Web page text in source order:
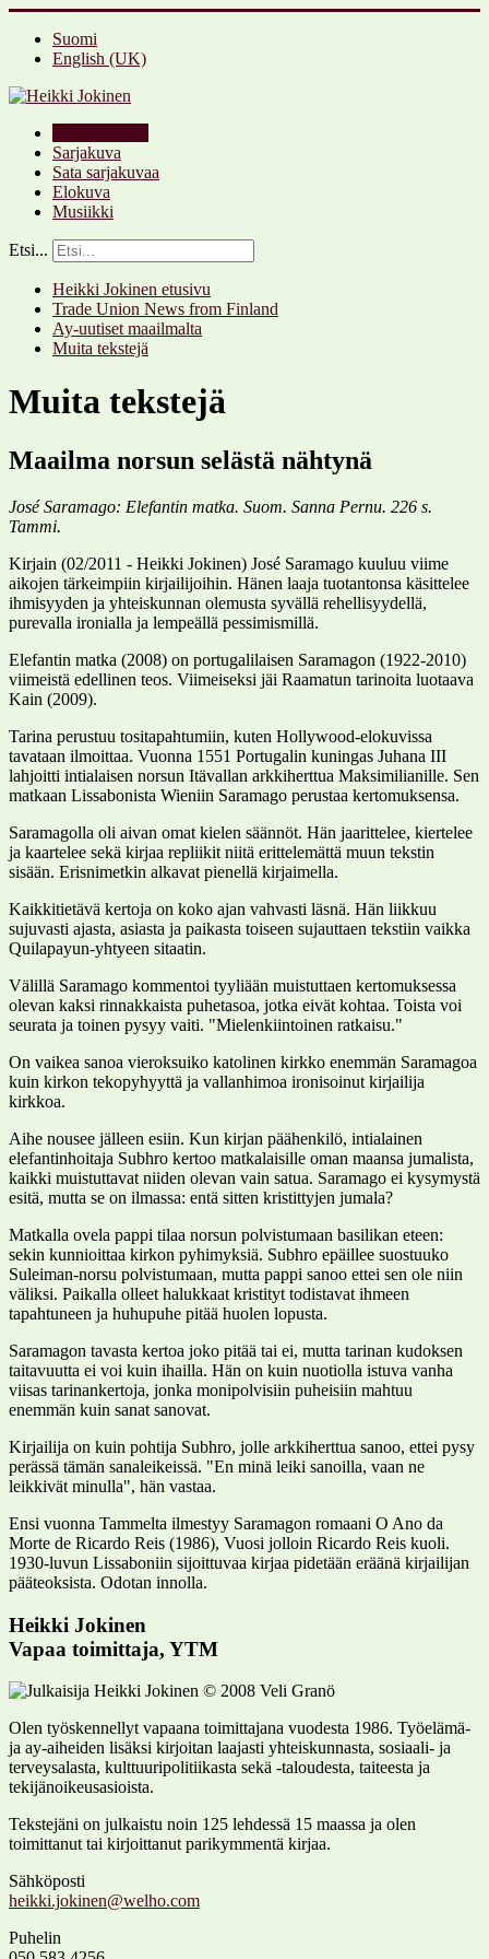
Suomi
English (UK)
Sarjakuva
Sata sarjakuvaa
Elokuva
Musiikki
Etsi...
Heikki Jokinen etusivu
Trade Union News from Finland
Ay-uutiset maailmalta
Muita tekstejä
Muita tekstejä
Maailma norsun selästä nähtynä
José Saramago: Elefantin matka. Suom. Sanna Pernu. 226 s.
Tammi.
Kirjain (02/2011 - Heikki Jokinen) José Saramago kuuluu viime
aikojen tärkeimpiin kirjailijoihin. Hänen laaja tuotantonsa käsittelee
ihmisyyden ja yhteiskunnan olemusta syvällä rehellisyydellä,
purevalla ironialla ja lempeällä pessimismillä.
Elefantin matka (2008) on portugalilaisen Saramagon (1922-2010)
viimeistä edellinen teos. Viimeiseksi jäi Raamatun tarinoita luotaava
Kain (2009).
Tarina perustuu tositapahtumiin, kuten Hollywood-elokuvissa
tavataan ilmoittaa. Vuonna 1551 Portugalin kuningas Juhana III
lahjoitti intialaisen norsun Itävallan arkkiherttua Maksimilianille. Sen
matkaan Lissabonista Wieniin Saramago perustaa kertomuksensa.
Saramagolla oli aivan omat kielen säännöt. Hän jaarittelee, kiertelee
ja kaartelee sekä kirjaa repliikit niitä erittelemättä muun tekstin
sisään. Erisnimetkin alkavat pienellä kirjaimella.
Kaikkitietävä kertoja on koko ajan vahvasti läsnä. Hän liikkuu
sujuvasti ajasta, asiasta ja paikasta toiseen sujauttaen tekstiin vaikka
Quilapayun-yhtyeen sitaatin.
Välillä Saramago kommentoi tyyliään muistuttaen kertomuksessa
olevan kaksi rinnakkaista puhetasoa, jotka eivät kohtaa. Toista voi
seurata ja toinen pysyy vaiti. "Mielenkiintoinen ratkaisu."
On vaikea sanoa vieroksuiko katolinen kirkko enemmän Saramagoa
kuin kirkon tekopyhyyttä ja vallanhimoa ironisoinut kirjailija
kirkkoa.
Aihe nousee jälleen esiin. Kun kirjan päähenkilö, intialainen
elefantinhoitaja Subhro kertoo matkalaisille oman maansa jumalista,
kaikki muistuttavat niiden olevan vain satua. Saramago ei kysymystä
esitä, mutta se on ilmassa: entä sitten kristittyjen jumala?
Matkalla ovela pappi tilaa norsun polvistumaan basilikan eteen:
sekin kunnioittaa kirkon pyhimyksiä. Subhro epäillee suostuuko
Suleiman-norsu polvistumaan, mutta pappi sanoo ettei sen ole niin
väliksi. Paikalla olleet halukkaat kristityt todistavat ihmeen
tapahtuneen ja huhupuhe pitää huolen lopusta.
Saramagon tavasta kertoa joko pitää tai ei, mutta tarinan kudoksen
taitavuutta ei voi kuin ihailla. Hän on kuin nuotiolla istuva vanha
viisas tarinankertoja, jonka monipolvisiin puheisiin mahtuu
enemmän kuin sanat sanovat.
Kirjailija on kuin pohtija Subhro, jolle arkkiherttua sanoo, ettei pysy
perässä tämän sanaleikeissä. "En minä leiki sanoilla, vaan ne
leikkivät minulla", hän vastaa.
Ensi vuonna Tammelta ilmestyy Saramagon romaani O Ano da
Morte de Ricardo Reis (1986), Vuosi jolloin Ricardo Reis kuoli.
1930-luvun Lissaboniin sijoittuvaa kirjaa pidetään eräänä kirjailijan
pääteoksista. Odotan innolla.
Heikki Jokinen
Vapaa toimittaja, YTM
Olen työskennellyt vapaana toimittajana vuodesta 1986. Työelämä-
ja ay-aiheiden lisäksi kirjoitan laajasti yhteiskunnasta, sosiaali- ja
terveysalasta, kulttuuripolitiikasta sekä -taloudesta, taiteesta ja
tekijänoikeusasioista.
Tekstejäni on julkaistu noin 125 lehdessä 15 maassa ja olen
toimittanut tai kirjoittanut parikymmentä kirjaa.
Sähköposti
Puhelin